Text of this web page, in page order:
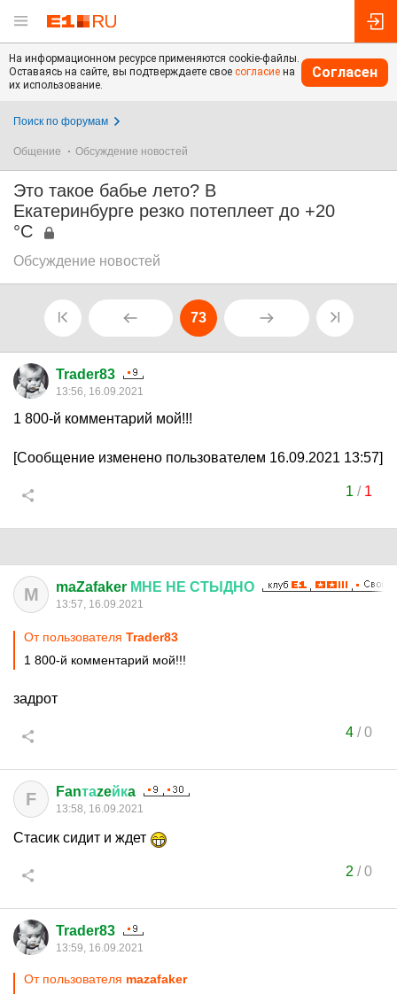
На информационном ресурсе применяются cookie-файлы.
Оставаясь на сайте, вы подтверждаете свое согласие на
их использование.
Согласен
Поиск по форумам
Общение Обсуждение новостей
Это такое бабье лето? В
Екатеринбурге резко потеплеет до +20
°C
Обсуждение новостей
73
Trader83
13:56, 16.09.2021
1 800-й комментарий мой!!!
[Сообщение изменено пользователем 16.09.2021 13:57]
1 / 1
M maZafaker МНЕ НЕ СТЫДНО
13:57, 16.09.2021
От пользователя Trader83
1 800-й комментарий мой!!!
задрот
4/0
F Fanтаzeйкa
13:58, 16.09.2021
Стасик сидит и ждет
2 /0
Trader83
13:59, 16.09.2021
От пользователя mazafaker